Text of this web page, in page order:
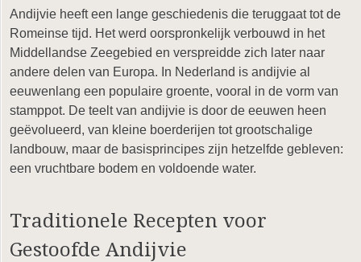
Andijvie heeft een lange geschiedenis die teruggaat tot de
Romeinse tijd. Het werd oorspronkelijk verbouwd in het
Middellandse Zeegebied en verspreidde zich later naar
andere delen van Europa. In Nederland is andijvie al
eeuwenlang een populaire groente, vooral in de vorm van
stamppot. De teelt van andijvie is door de eeuwen heen
geëvolueerd, van kleine boerderijen tot grootschalige
landbouw, maar de basisprincipes zijn hetzelfde gebleven:
een vruchtbare bodem en voldoende water.
Traditionele Recepten voor
Gestoofde Andijvie